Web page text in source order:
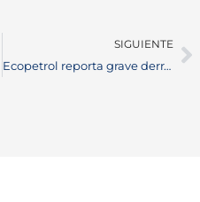
SIGUIENTE
Ecopetrol reporta grave derrame de crudo en La Cira Infantas por acto ilícito